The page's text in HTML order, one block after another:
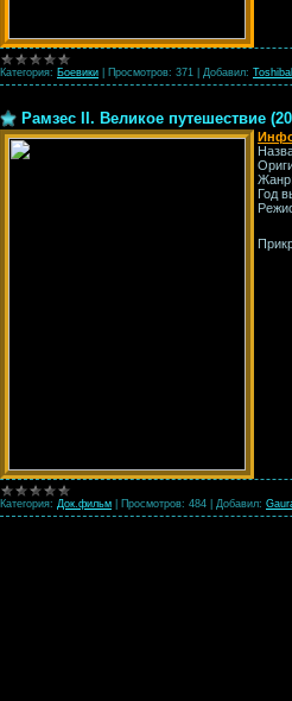
Категория: Боевики Просмотров: 371 Добавил:
Рамзес II. Великое путешествие
Год
Категория: Док.фильм Просмотров: 484 Добавил: